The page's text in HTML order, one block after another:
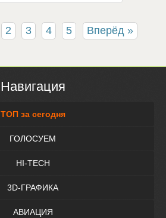
2 3 4 5 Вперёд »
Навигация
ТОП за сегодня
ГОЛОСУЕМ
HI-TECH
3D-ГРАФИКА
АВИАЦИЯ